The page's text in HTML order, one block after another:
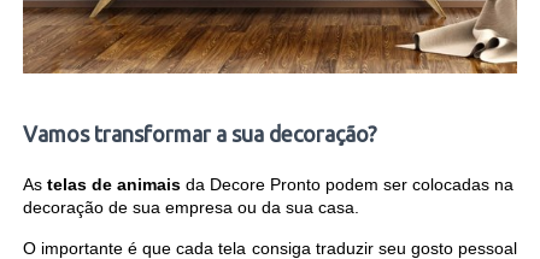
Vamos transformar a sua decoração?
As telas de animaisda Decore Pronto podem ser colocadas na
decoração de sua empresa ou da sua casa.
O importante é que cada tela consiga traduzir seu gosto pessoal